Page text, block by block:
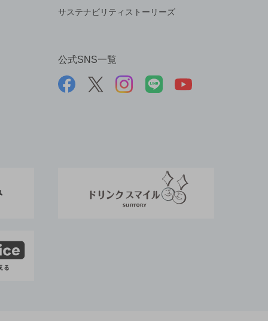
サステナビリティストーリーズ
公式SNS一覧